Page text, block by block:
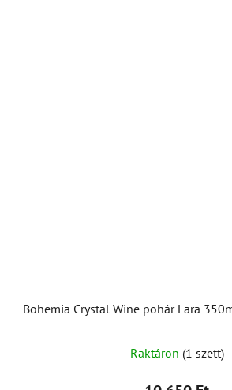
Bohemia Crystal Wine pohár Lara
Raktáron (1 szett)